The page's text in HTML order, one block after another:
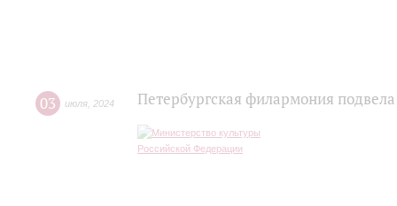
03 июля 2024 Петербургская филармония